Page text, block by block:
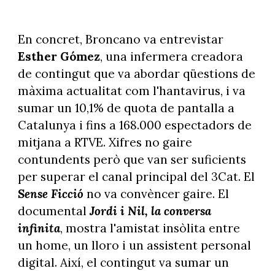
En concret, Broncano va entrevistar
Esther Gómez, una infermera creadora
de contingut que va abordar qüestions de
màxima actualitat com l'hantavirus, i va
sumar un 10,1% de quota de pantalla a
Catalunya i fins a 168.000 espectadors de
mitjana a RTVE. Xifres no gaire
contundents però que van ser suficients
per superar el canal principal del 3Cat. El
Sense Ficcióno va convèncer gaire. El
documentalJordi i Nil, la conversa
infinita, mostra l'amistat insòlita entre
un home, un lloro i un assistent personal
digital. Així, el contingut va sumar un